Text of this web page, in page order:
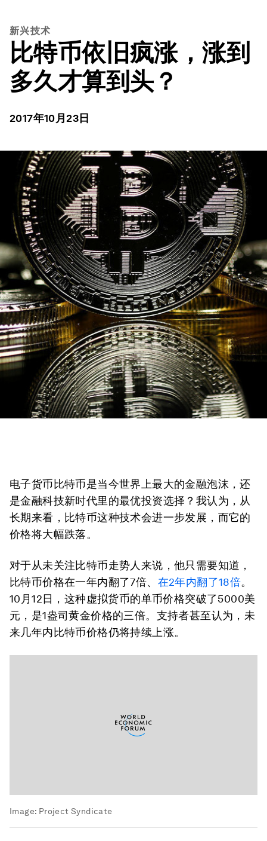
新兴技术
比特币依旧疯涨，涨到
多久才算到头？
2017年10月23日
电子货币比特币是当今世界上最大的金融泡沫，还
是金融科技新时代里的最优投资选择？我认为，从
长期来看，比特币这种技术会进一步发展，而它的
价格将大幅跌落。
对于从未关注比特币走势人来说，他只需要知道，
比特币价格在一年内翻了7倍、 在2年内翻了18倍。
10月12日，这种虚拟货币的单币价格突破了5000美
元，是1盎司黄金价格的三倍。支持者甚至认为，未
来几年内比特币价格仍将持续上涨。
Image: Project Syndicate